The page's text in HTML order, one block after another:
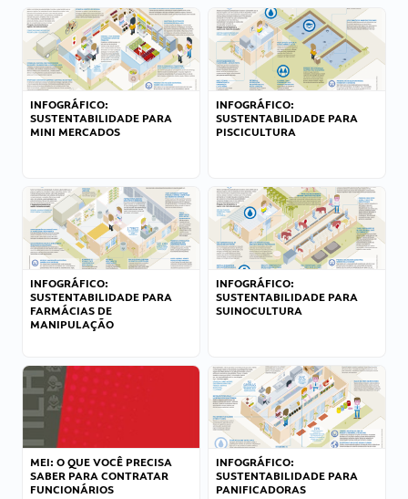
INFOGRÁFICO:
SUSTENTABILIDADE PARA
MINI MERCADOS
INFOGRÁFICO:
SUSTENTABILIDADE PARA
PISCICULTURA
INFOGRÁFICO:
SUSTENTABILIDADE PARA
FARMÁCIAS DE
MANIPULAÇÃO
INFOGRÁFICO:
SUSTENTABILIDADE PARA
SUINOCULTURA
MEI: O QUE VOCÊ PRECISA
SABER PARA CONTRATAR
FUNCIONÁRIOS
INFOGRÁFICO:
SUSTENTABILIDADE PARA
PANIFICADORAS